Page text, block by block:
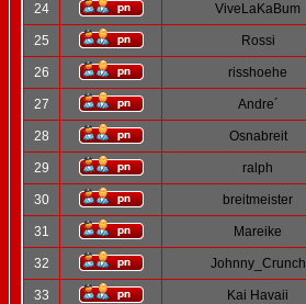
24 ViveLaKaBum
25 Rossi
26 risshoehe
27 Andre´
28 Osnabreit
29 ralph
30 breitmeister
31 Mareike
32 Johnny_Crunch
33 Kai Havaii